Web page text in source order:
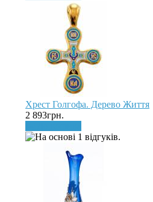
Хрест Голгофа. Дерево Життя
2 893грн.